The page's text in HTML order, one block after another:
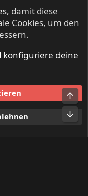
, damit diese
Cookies, um den
deine